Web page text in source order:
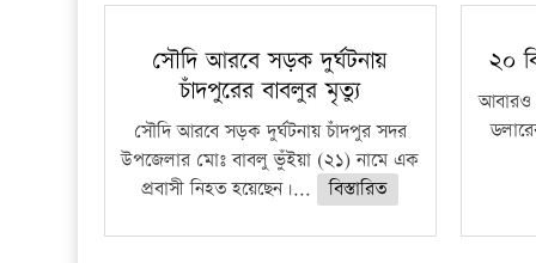
সৌদি আরবে সড়ক দুর্ঘটনায়
চাঁদপুরের বাবলুর মৃত্যু
সৌদি আরবে সড়ক দুর্ঘটনায় চাঁদপুর সদর
উপজেলার মোঃ বাবলু ভুঁইয়া (২১) নামে এক
প্রবাসী নিহত হয়েছেন।...
বিস্তারিত
২০
আবারও